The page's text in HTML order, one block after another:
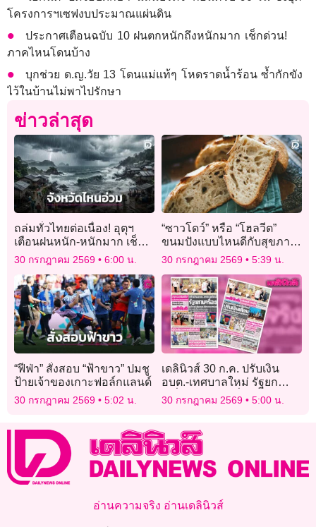
โครงการฯเซฟงบประมาณแผ่นดิน
ประกาศเตือนฉบับ 10 ฝนตกหนักถึงหนักมาก เช็กด่วน!
ภาคไหนโดนบ้าง
บุกช่วย ด.ญ.วัย 13 โดนแม่แท้ๆ โหดราดน้ำร้อน ซ้ำกักขัง
ไว้ในบ้านไม่พาไปรักษา
ข่าวล่าสุด
ถล่มทั่วไทยต่อเนื่อง! อุตุฯ
เตือนฝนหนัก-หนักมาก เช็กด่
วนจังหวัดไหนอ่วมบ้าง
30 กรกฎาคม 2569 6:00 น.
“ซาวโดว์” หรือ “โฮลวีต”
ขนมปังแบบไหนดีกับสุขภาพ
ลำไส้
30 กรกฎาคม 2569 5:39 น.
“ฟีฟ่า” สั่งสอบ “ฟ้าขาว” ปมชู
ป้ายเจ้าของเกาะฟอล์กแลนด์
30 กรกฎาคม 2569 5:02 น.
เดลินิวส์ 30 ก.ค. ปรับเงิน
อบต.-เทศบาลใหม่ รัฐยก
เครื่อง “ปชน.” เชื่อมีสัญญาณ
ปรับครม.
30 กรกฎาคม 2569 5:00 น.
อ่านความจริง อ่านเดลินิวส์